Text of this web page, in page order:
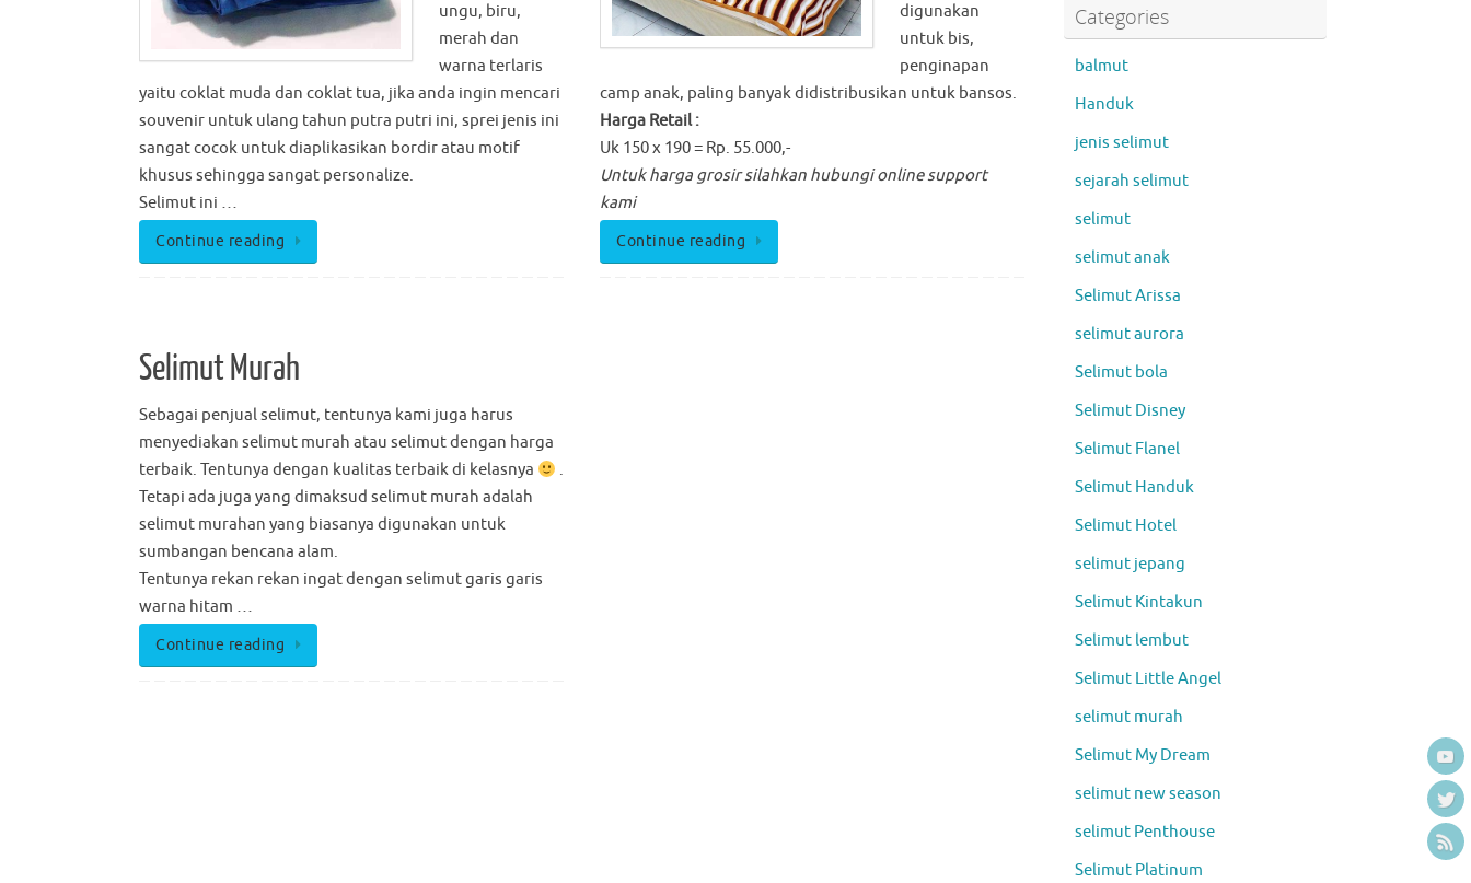
ungu, biru,
merah dan
warna terlaris
yaitu coklat muda dan coklat tua, jika anda ingin mencari
souvenir untuk ulang tahun putra putri ini, sprei jenis ini
sangat cocok untuk diaplikasikan bordir atau motif
khusus sehingga sangat personalize.
Selimut ini …
Continue reading
digunakan
untuk bis,
penginapan
camp anak, paling banyak didistribusikan untuk bansos.
Harga Retail :
Uk 150 x 190 = Rp. 55.000,-
Untuk harga grosir silahkan hubungi online support
kami
Continue reading
Selimut Murah
Sebagai penjual selimut, tentunya kami juga harus
menyediakan selimut murah atau selimut dengan harga
terbaik. Tentunya dengan kualitas terbaik di kelasnya
.
Tetapi ada juga yang dimaksud selimut murah adalah
selimut murahan yang biasanya digunakan untuk
sumbangan bencana alam.
Tentunya rekan rekan ingat dengan selimut garis garis
warna hitam …
Continue reading
Categories
balmut
Handuk
jenis selimut
sejarah selimut
selimut
selimut anak
Selimut Arissa
selimut aurora
Selimut bola
Selimut Disney
Selimut Flanel
Selimut Handuk
Selimut Hotel
selimut jepang
Selimut Kintakun
Selimut lembut
Selimut Little Angel
selimut murah
Selimut My Dream
selimut new season
selimut Penthouse
Selimut Platinum